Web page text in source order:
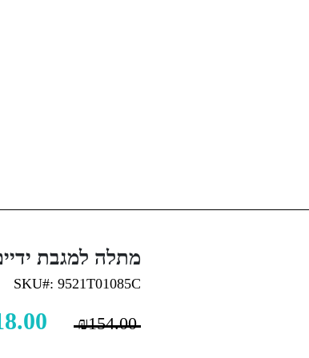
מתלה למגבת
SKU#: 9521T01085C
₪154.00